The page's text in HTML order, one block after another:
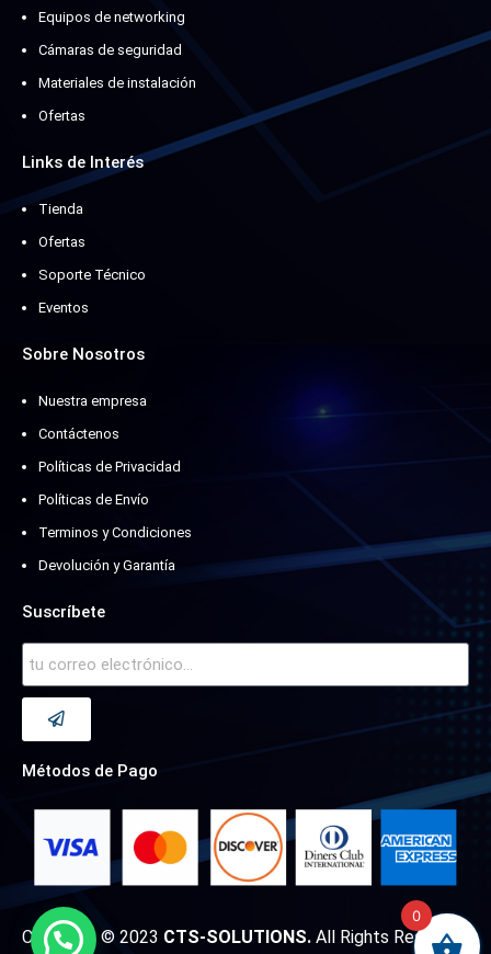
Equipos de networking
Cámaras de seguridad
Materiales de instalación
Ofertas
Links de Interés
Tienda
Ofertas
Soporte Técnico
Eventos
Sobre Nosotros
Nuestra empresa
Contáctenos
Políticas de Privacidad
Políticas de Envío
Terminos y Condiciones
Devolución y Garantía
Suscríbete
Métodos de Pago
Copyright © 2023 CTS-SOLUTIONS.All Rights Reserved.
0